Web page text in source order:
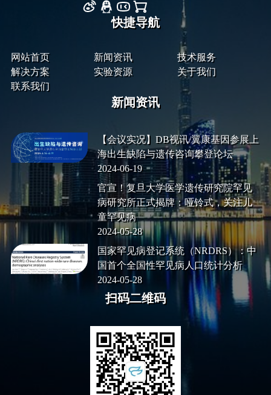
快捷导航
网站首页 新闻资讯
技术服务
解决方案
实验资源
关于我们
联系我们
新闻资讯
【会议实况】DB视讯/翼康基因参展上
海出生缺陷与遗传咨询攀登论坛
2024-06-19
官宣！复旦大学医学遗传研究院罕见
病研究所正式揭牌：哑铃式，关注儿
童罕见病
2024-05-28
国家罕见病登记系统（NRDRS）：中
国首个全国性罕见病人口统计分析
2024-05-28
扫码二维码